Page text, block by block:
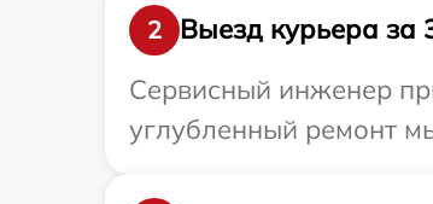
2
Выезд курьера за
Сервисный инженер
углубленный ремонт